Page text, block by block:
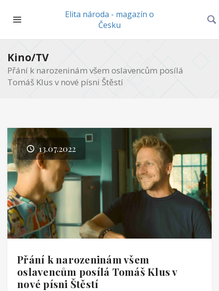
Elita národa - magazín o
Česku
Kino/TV
Přání k narozeninám všem oslavencům posílá
Tomáš Klus v nové písni Štěstí
13.07.2022
Přání k narozeninám všem
oslavencům posílá Tomáš Klus v
nové písni Štěstí